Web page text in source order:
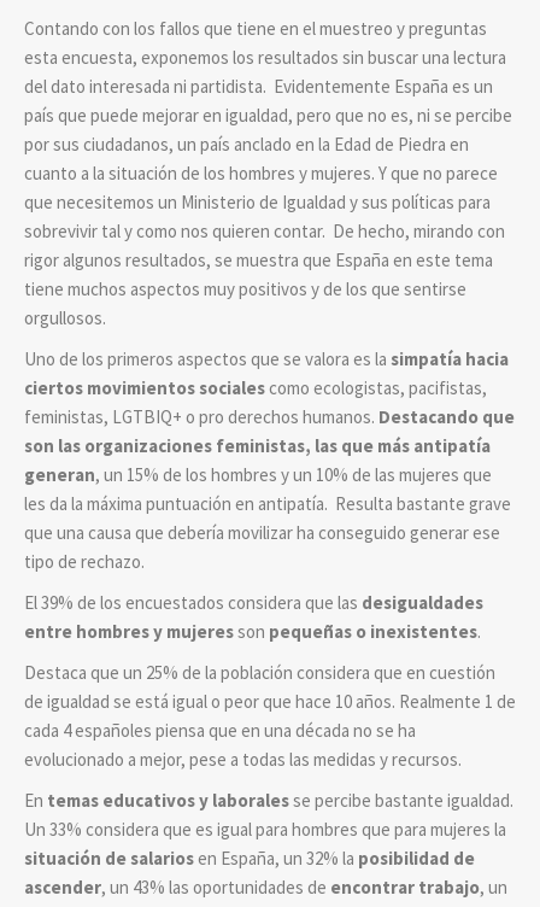
Contando con los fallos que tiene en el muestreo y preguntas
esta encuesta, exponemos los resultados sin buscar una lectura
del dato interesada ni partidista. Evidentemente España es un
país que puede mejorar en igualdad, pero que no es, ni se percibe
por sus ciudadanos, un país anclado en la Edad de Piedra en
cuanto a la situación de los hombres y mujeres. Y que no parece
que necesitemos un Ministerio de Igualdad y sus políticas para
sobrevivir tal y como nos quieren contar. De hecho, mirando con
rigor algunos resultados, se muestra que España en este tema
tiene muchos aspectos muy positivos y de los que sentirse
orgullosos.
Uno de los primeros aspectos que se valora es la simpatía hacia
ciertos movimientos socialescomo ecologistas, pacifistas,
feministas, LGTBIQ+ o pro derechos humanos. Destacando que
son las organizaciones feministas, las que más antipatía
generan, un 15% de los hombres y un 10% de las mujeres que
les da la máxima puntuación en antipatía. Resulta bastante grave
que una causa que debería movilizar ha conseguido generar ese
tipo de rechazo.
El 39% de los encuestados considera que las desigualdades
entre hombres y mujeresson pequeñas o inexistentes.
Destaca que un 25% de la población considera que en cuestión
de igualdad se está igual o peor que hace 10 años. Realmente 1 de
cada 4 españoles piensa que en una década no se ha
evolucionado a mejor, pese a todas las medidas y recursos.
En temas educativos y laboralesse percibe bastante igualdad.
Un 33% considera que es igual para hombres que para mujeres la
situación de salariosen España, un 32% la posibilidad de
ascender, un 43% las oportunidades de encontrar trabajo, un